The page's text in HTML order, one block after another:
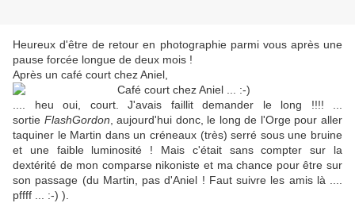
Heureux d'être de retour en photographie parmi vous après une
pause forcée longue de deux mois !
Après un café court chez Aniel,
.... heu oui, court. J'avais faillit demander le long !!!! ...
sortie FlashGordon , aujourd'hui donc, le long de l'Orge pour aller
taquiner le Martin dans un créneaux (très) serré sous une bruine
et une faible luminosité ! Mais c'était sans compter sur la
dextérité de mon comparse nikoniste et ma chance pour être sur
son passage (du Martin, pas d'Aniel ! Faut suivre les amis là ....
pffff ... :-) ).